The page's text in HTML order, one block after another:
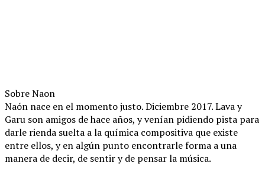
Sobre Naon
Naón nace en el momento justo. Diciembre 2017. Lava y
Garu son amigos de hace años, y venían pidiendo pista para
darle rienda suelta a la química compositiva que existe
entre ellos, y en algún punto encontrarle forma a una
manera de decir, de sentir y de pensar la música.